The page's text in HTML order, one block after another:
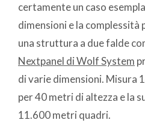
certamente un caso
dimensioni e la
una struttura a due falde
Nextpanel di Wolf System
di varie dimensioni. Misura
per 40 metri di altezza e la
11.600 metri quadri.